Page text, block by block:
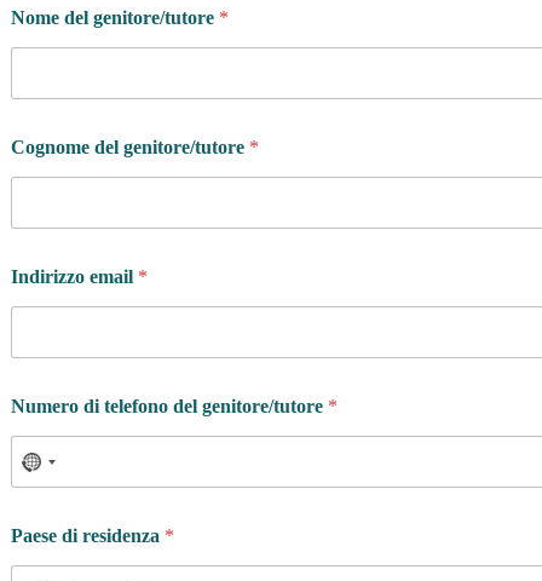
Nome del genitore/tutore *
Cognome del genitore/tutore *
Indirizzo email *
Numero di telefono del genitore/tutore *
Paese di residenza *